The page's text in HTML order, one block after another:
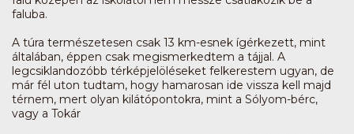
faluba.
A túra természetesen csak 13 km-esnek ígérkezett, mint
általában, éppen csak megismerkedtem a tájjal. A
legcsiklandozóbb térképjelöléseket felkerestem ugyan, de
már fél uton tudtam, hogy hamarosan ide vissza kell majd
térnem, mert olyan kilátópontokra, mint a Sólyom-bérc,
vagy a Tokár